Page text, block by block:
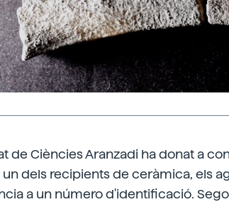
de Ciències Aranzadi ha donat a
un dels recipients de ceràmica, els
a un número d'identificació.